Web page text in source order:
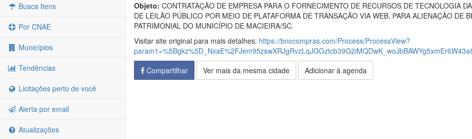
Busca Itens
Por CNAE
Municípios
Tendências
Licitações perto de você
Alerta por email
Atualizações
Objeto: CONTRATAÇÃO DE EMPRESA PARA O FORNECIMENTO DE RECURSOS DE TECNOLOGIA
DE LEILÃO PÚBLICO POR MEIO DE PLATAFORMA DE TRANSAÇÃO VIA WEB, PARA ALIENAÇÃO DE
PATRIMONIAL DO MUNICÍPIO DE MACIEIRA/SC.
Visitar site original para mais detalhes: https://bnccompras.com/Process/ProcessView?
Compartilhar
Ver mais da mesma cidade Adicionar à agenda